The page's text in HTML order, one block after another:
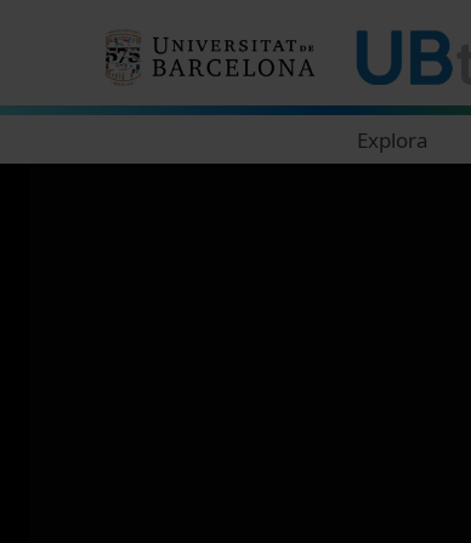
Explora